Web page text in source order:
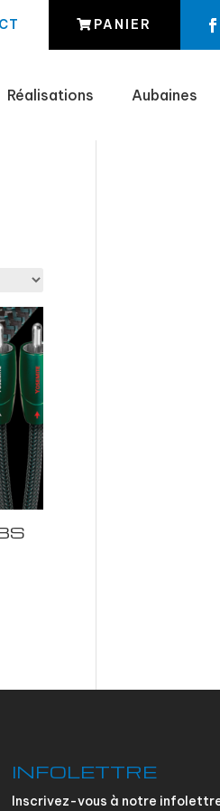
PANIER
Réalisations Aubaines
INFOLETTRE
Inscrivez-vous à notre